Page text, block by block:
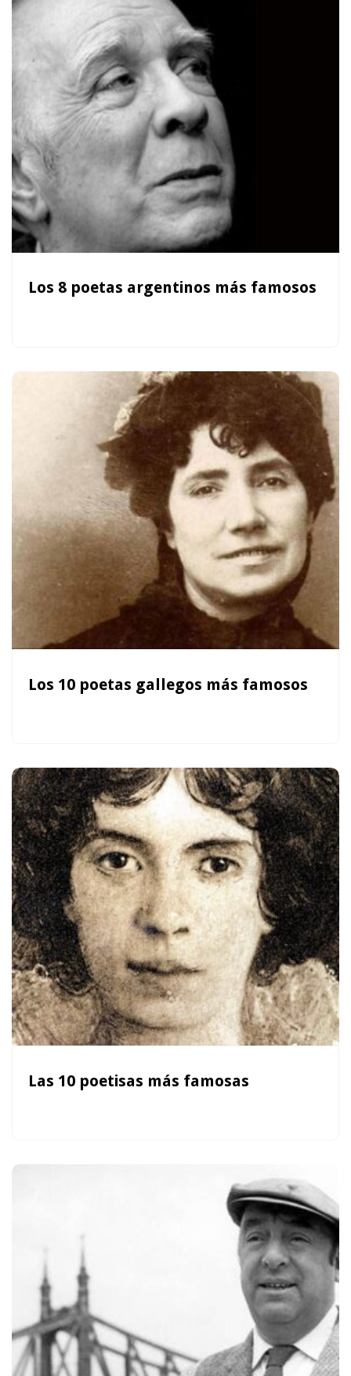
Los 8 poetas argentinos más famosos
Los 10 poetas gallegos más famosos
Las 10 poetisas más famosas